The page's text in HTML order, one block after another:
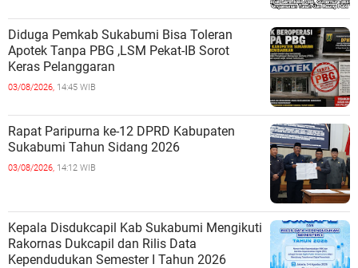
Diduga Pemkab Sukabumi Bisa Toleran
Apotek Tanpa PBG ,LSM Pekat-IB Sorot
Keras Pelanggaran
03/08/2026, 14:45 WIB
Rapat Paripurna ke-12 DPRD Kabupaten
Sukabumi Tahun Sidang 2026
03/08/2026, 14:12 WIB
Kepala Disdukcapil Kab Sukabumi Mengikuti
Rakornas Dukcapil dan Rilis Data
Kependudukan Semester I Tahun 2026